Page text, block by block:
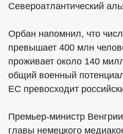
Североатлантический
Орбан напомнил, что
превышает 400 млн
проживает около 140
общий военный
ЕС превосходит
Премьер-министр
главы немецкого